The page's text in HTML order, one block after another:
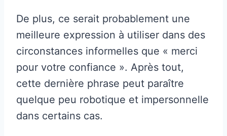
De plus, ce serait probablement une
meilleure expression à utiliser dans des
circonstances informelles que « merci
pour votre confiance ». Après tout,
cette dernière phrase peut paraître
quelque peu robotique et impersonnelle
dans certains cas.